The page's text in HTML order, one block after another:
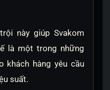
này giúp Svakom
là một trong những
khách hàng yêu cầu
suất.